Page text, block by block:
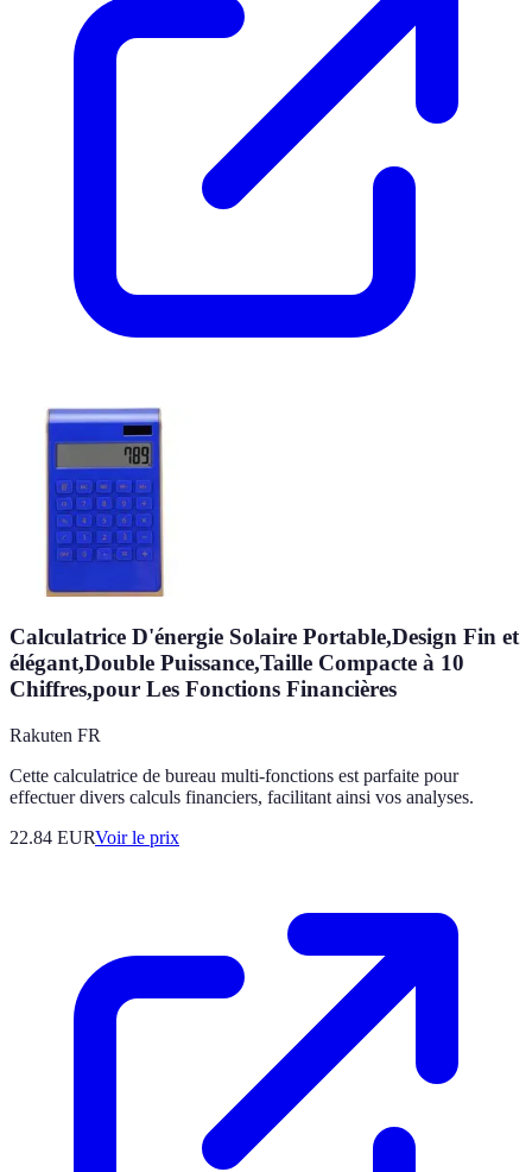
Calculatrice D'énergie Solaire Portable,Design Fin et
élégant,Double Puissance,Taille Compacte à 10
Chiffres,pour Les Fonctions Financières
Rakuten FR
Cette calculatrice de bureau multi-fonctions est parfaite pour
effectuer divers calculs financiers, facilitant ainsi vos analyses.
22.84 EURVoir le prix